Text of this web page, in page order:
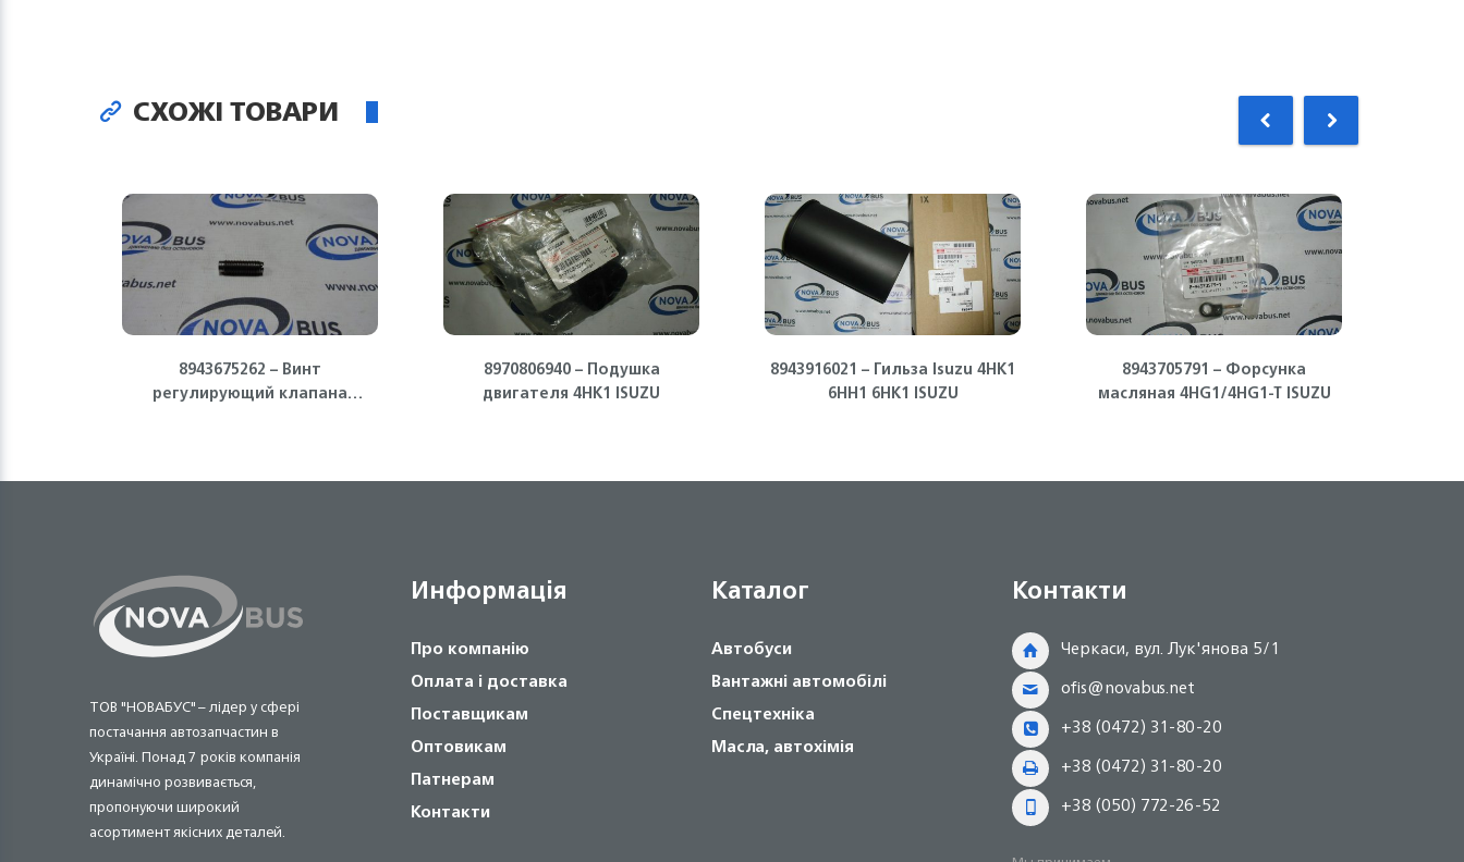
СХОЖІ ТОВАРИ
8943675262 – Винт
регулирующий клапана
8970806940 – Подушка
двигателя 4HK1 ISUZU
8943916021 – Гильза Isuzu 4HK1
6HH1 6HK1 ISUZU
8943705791 – Форсунка
масляная 4HG1/4HG1-T ISUZU
ТОВ "НОВАБУС" – лідер у сфері
постачання автозапчастин в
Україні. Понад 7 років компанія
динамічно розвивається,
пропонуючи широкий
асортимент якісних деталей.
Информація
Про компанію
Оплата і доставка
Поставщикам
Оптовикам
Патнерам
Контакти
Каталог
Автобуси
Вантажні автомобілі
Спецтехніка
Масла, автохімія
Контакти
Черкаси, вул. Лук'янова 5/1
ofis@novabus.net
+38 (0472) 31-80-20
+38 (0472) 31-80-20
+38 (050) 772-26-52